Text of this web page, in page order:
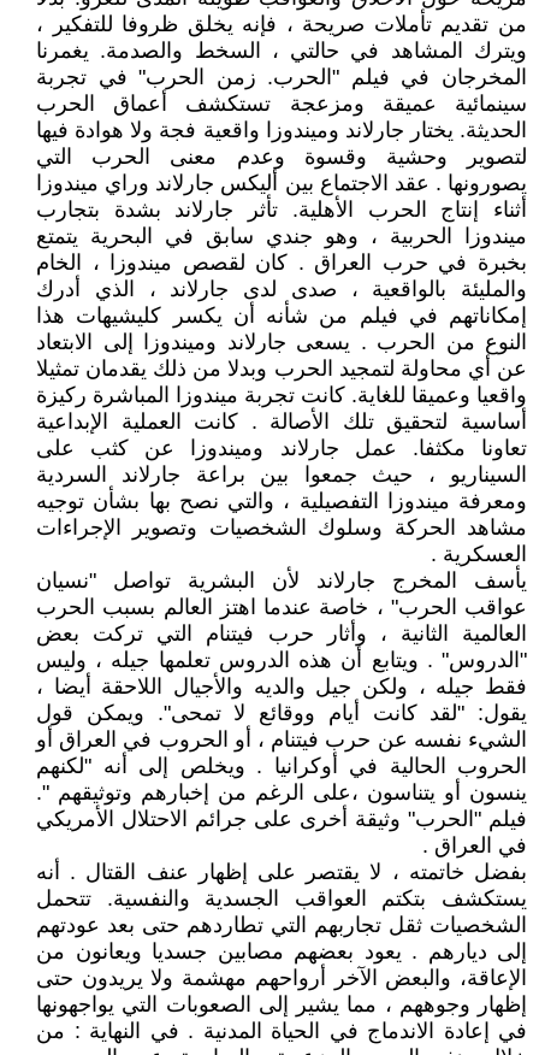
من تقديم تأملات صريحة ، فإنه يخلق ظروفا للتفكير ،
ويترك المشاهد في حالتي ، السخط والصدمة. يغمرنا
المخرجان في فيلم "الحرب. زمن الحرب" في تجربة
سينمائية عميقة ومزعجة تستكشف أعماق الحرب
الحديثة. يختار جارلاند وميندوزا واقعية فجة ولا هوادة فيها
لتصوير وحشية وقسوة وعدم معنى الحرب التي
يصورونها . عقد الاجتماع بين أليكس جارلاند وراي ميندوزا
أثناء إنتاج الحرب الأهلية. تأثر جارلاند بشدة بتجارب
ميندوزا الحربية ، وهو جندي سابق في البحرية يتمتع
بخبرة في حرب العراق . كان لقصص ميندوزا ، الخام
والمليئة بالواقعية ، صدى لدى جارلاند ، الذي أدرك
إمكاناتهم في فيلم من شأنه أن يكسر كليشيهات هذا
النوع من الحرب . يسعى جارلاند وميندوزا إلى الابتعاد
عن أي محاولة لتمجيد الحرب وبدلا من ذلك يقدمان تمثيلا
واقعيا وعميقا للغاية. كانت تجربة ميندوزا المباشرة ركيزة
أساسية لتحقيق تلك الأصالة . كانت العملية الإبداعية
تعاونا مكثفا. عمل جارلاند وميندوزا عن كثب على
السيناريو ، حيث جمعوا بين براعة جارلاند السردية
ومعرفة ميندوزا التفصيلية ، والتي نصح بها بشأن توجيه
مشاهد الحركة وسلوك الشخصيات وتصوير الإجراءات
العسكرية .
يأسف المخرج جارلاند لأن البشرية تواصل "نسيان
عواقب الحرب" ، خاصة عندما اهتز العالم بسبب الحرب
العالمية الثانية ، وأثار حرب فيتنام التي تركت بعض
"الدروس" . ويتابع أن هذه الدروس تعلمها جيله ، وليس
فقط جيله ، ولكن جيل والديه والأجيال اللاحقة أيضا ،
يقول: "لقد كانت أيام ووقائع لا تمحى". ويمكن قول
الشيء نفسه عن حرب فيتنام ، أو الحروب في العراق أو
الحروب الحالية في أوكرانيا . ويخلص إلى أنه "لكنهم
ينسون أو يتناسون ،على الرغم من إخبارهم وتوثيقهم ".
فيلم "الحرب" وثيقة أخرى على جرائم الاحتلال الأمريكي
في العراق .
بفضل خاتمته ، لا يقتصر على إظهار عنف القتال . أنه
يستكشف بتكتم العواقب الجسدية والنفسية. تتحمل
الشخصيات ثقل تجاربهم التي تطاردهم حتى بعد عودتهم
إلى ديارهم . يعود بعضهم مصابين جسديا ويعانون من
الإعاقة، والبعض الآخر أرواحهم مهشمة ولا يريدون حتى
إظهار وجوههم ، مما يشير إلى الصعوبات التي يواجهونها
في إعادة الاندماج في الحياة المدنية . في النهاية : من